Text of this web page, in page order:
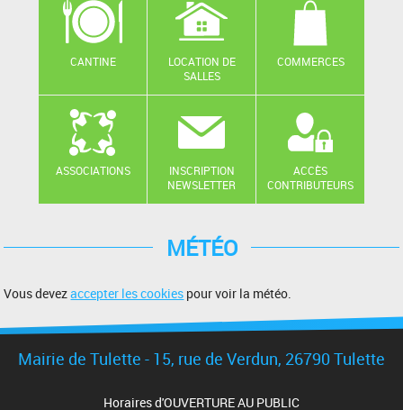
CANTINE
LOCATION DE
SALLES
COMMERCES
ASSOCIATIONS
INSCRIPTION
NEWSLETTER
ACCÈS
CONTRIBUTEURS
MÉTÉO
Vous devezaccepter les cookies pour voir la météo.
Mairie de Tulette - 15, rue de Verdun, 26790 Tulette
Horaires d'OUVERTURE AU PUBLIC